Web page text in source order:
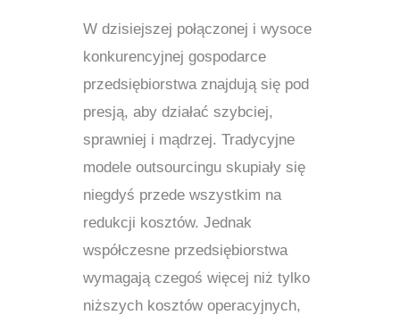
W dzisiejszej połączonej i wysoce
konkurencyjnej gospodarce
przedsiębiorstwa znajdują się pod
presją, aby działać szybciej,
sprawniej i mądrzej. Tradycyjne
modele outsourcingu skupiały się
niegdyś przede wszystkim na
redukcji kosztów. Jednak
współczesne przedsiębiorstwa
wymagają czegoś więcej niż tylko
niższych kosztów operacyjnych,